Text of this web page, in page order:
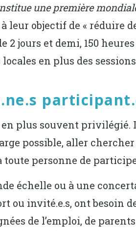
une première
objectif de « réduire
2 jours et demi, 150
en plus des
en plus souvent
possible, aller
personne de
échelle ou à une
ou invité.e.s, ont besoin
de l’emploi, de